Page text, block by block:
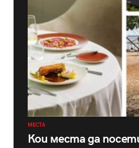
МЕСТА
Кои места да